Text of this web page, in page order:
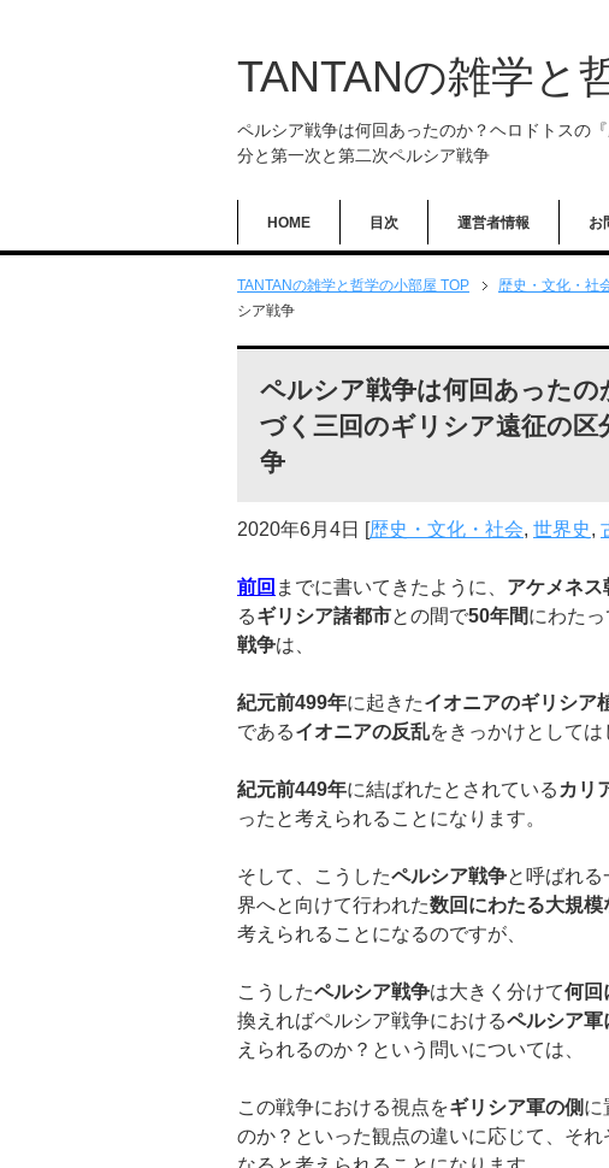
TANTANの雑学と
ペルシア戦争は何回あったのか？ヘロドトスの
分と第一次と第二次ペルシア戦争
HOME 目次 運営者情報 お
TANTANの雑学と哲学の小部屋 TOP 歴史・文化・社
シア戦争
ペルシア戦争は何回あった
づく三回のギリシア遠征の
争
2020年6月4日 [歴史・文化・社会, 世界史,
前回 までに書いてきたように、 アケメネス
るギリシア諸都市との間で50年間にわた
戦争は、
紀元前499年に起きたイオニアのギリシア
であるイオニアの反乱をきっかけとしては
紀元前449年に結ばれたとされている カリ
ったと考えられることになります。
そして、こうしたペルシア戦争と呼ばれ
界へと向けて行われた数回にわたる大規模
考えられることになるのですが、
こうしたペルシア戦争は大きく分けて何回
換えればペルシア戦争におけるペルシア軍
えられるのか？という問いについては、
この戦争における視点をギリシア軍の側 に
のか？といった観点の違いに応じて、それ